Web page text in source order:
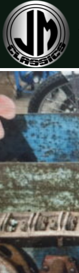
naar
de
inhoud